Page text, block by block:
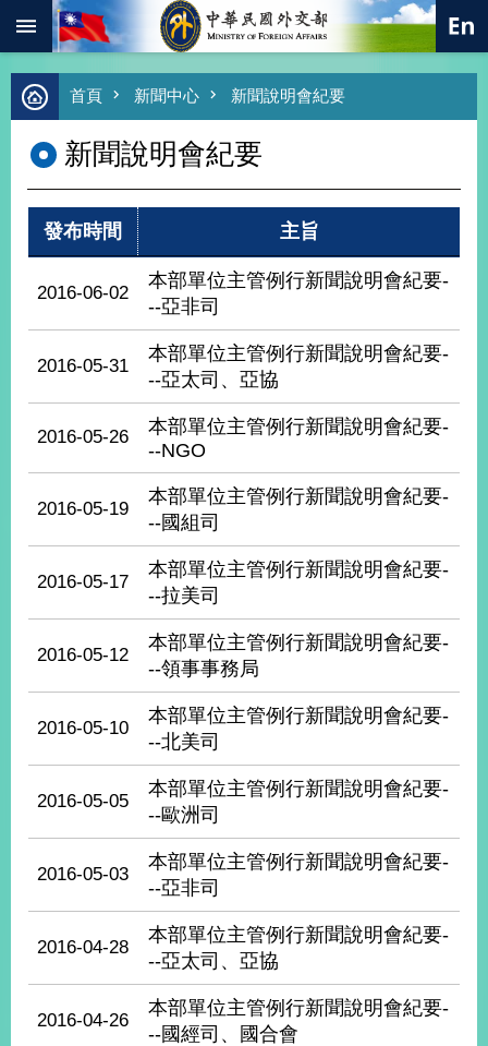
跳到主要內容區塊
進
階
尋
熱
合
交
價
外
經
日
落
海
照
回
關
本
新
首頁 新聞中心 新聞說明會紀要
新聞說明會紀要
發布時間 主旨
2016-06-02
本部單位主管例行新聞說明會紀要-
--亞非司
2016-05-31
本部單位主管例行新聞說明會紀要-
--亞太司、亞協
2016-05-26
本部單位主管例行新聞說明會紀要-
--NGO
2016-05-19
本部單位主管例行新聞說明會紀要-
--國組司
2016-05-17
本部單位主管例行新聞說明會紀要-
--拉美司
2016-05-12
本部單位主管例行新聞說明會紀要-
--領事事務局
2016-05-10
本部單位主管例行新聞說明會紀要-
--北美司
2016-05-05
本部單位主管例行新聞說明會紀要-
--歐洲司
2016-05-03
本部單位主管例行新聞說明會紀要-
--亞非司
2016-04-28
本部單位主管例行新聞說明會紀要-
--亞太司、亞協
2016-04-26
本部單位主管例行新聞說明會紀要-
--國經司、國合會